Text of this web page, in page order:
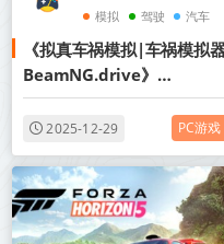
模拟 驾驶 汽车
《拟真车祸模拟|车祸模拟
BeamNG.drive》
v0.38.3.0【单机+联机】
【PC/手机双端】丨中文版
2025-12-29 PC游戏